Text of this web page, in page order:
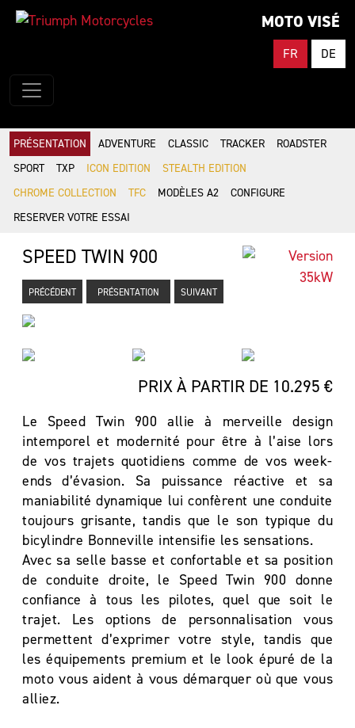
MOTO VISÉ
FR DE
PRÉSENTATION ADVENTURE CLASSIC TRACKER
ROADSTER
SPORT
TXP ICON EDITION
STEALTH EDITION
CHROME COLLECTION
TFC MODÈLES A2
CONFIGURE
RESERVER VOTRE ESSAI
SPEED TWIN 900
PRÉCÉDENT PRÉSENTATION SUIVANT
PRIX À PARTIR DE 10.295 €
Le Speed Twin 900 allie à merveille design
intemporel et modernité pour être à l’aise lors
de vos trajets quotidiens comme de vos week-
ends d’évasion. Sa puissance réactive et sa
maniabilité dynamique lui confèrent une conduite
toujours grisante, tandis que le son typique du
bicylindre Bonneville intensifie les sensations.
Avec sa selle basse et confortable et sa position
de conduite droite, le Speed Twin 900 donne
confiance à tous les pilotes, quel que soit le
trajet. Les options de personnalisation vous
permettent d’exprimer votre style, tandis que
les équipements premium et le look épuré de la
moto vous aident à vous démarquer où que vous
alliez.